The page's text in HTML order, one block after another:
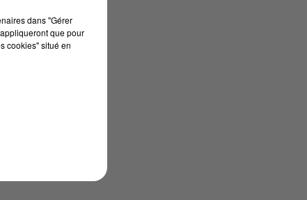
dans "Gérer
que pour
cookies" situé en